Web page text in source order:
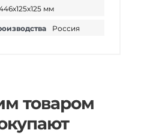
мм
Россия
товаром